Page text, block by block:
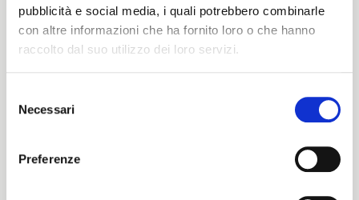
pubblicità e social media, i quali potrebbero combinarle
con altre informazioni che ha fornito loro o che hanno
raccolto dal suo utilizzo dei loro servizi.
delNecessari
Preferenze
Altezza